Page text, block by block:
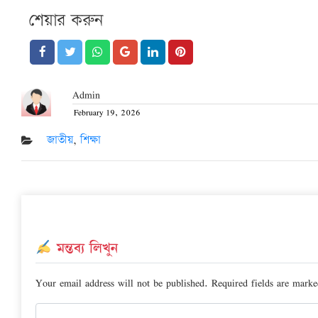
শেয়ার করুন
Admin
Posted
on
February 19, 2026
জাতীয়,শিক্ষা
মন্তব্য লিখুন
Your email address will not be published. Required fields are